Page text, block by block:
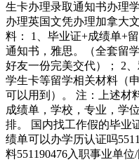
生卡办理录取通知书办理
办理英国文凭办理加拿大
料： 1、毕业证+成绩单+
通知书，雅思。（全套留
好友一份完美交代）； 2
学生卡等留学相关材料（
可以用到）。 注：上述材
成绩单，学校，专业，学
排。 国内找工作假的毕业
绩单可以办学历认证吗
料551190476入职事业单